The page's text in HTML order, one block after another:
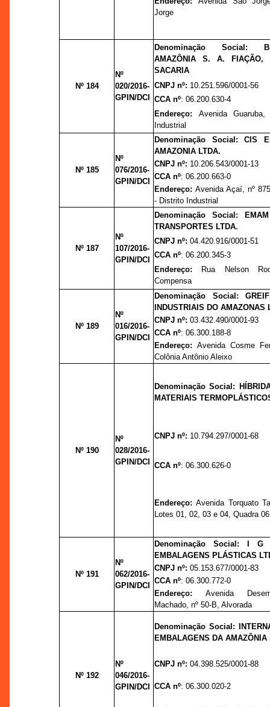
Jorge
Nº 184
Nº
020/2016-
GPIN/DCI
Denominação Social:
AMAZÔNIA S. A. FIAÇÃO,
SACARIA
CNPJ nº: 10.251.596/0001-56
CCA nº: 06.200.630-4
Endereço: Avenida
Industrial
Nº 185
Nº
076/2016-
GPIN/DCI
Denominação Social:CIS
AMAZONIA LTDA.
CNPJ nº: 10.206.543/0001-13
CCA nº: 06.200.663-0
Endereço:Avenida Açaí, nº
- Distrito Industrial
Nº 187
Nº
107/2016-
GPIN/DCI
Denominação Social:
TRANSPORTES LTDA.
CNPJ nº:04.420.916/0001-51
CCA nº: 06.200.345-3
Endereço:
Rua Nelson
Compensa
Nº 189
Nº
016/2016-
GPIN/DCI
Denominação Social:
INDUSTRIAIS DO AMAZONAS
CNPJ nº:03.432.490/0001-93
CCA nº: 06.300.188-8
Endereço:Avenida Cosme
Colônia Antônio Aleixo
Nº 190
Nº
028/2016-
GPIN/DCI
Denominação Social:
MATERIAIS
CNPJ nº: 10.794.297/0001-68
CCA nº: 06.300.626-0
Endereço:Avenida Torquato
Lotes 01, 02, 03 e 04, Quadra
Nº 191
Nº
062/2016-
GPIN/DCI
Denominação Social:
I G
EMBALAGENS PLÁSTICAS
CNPJ nº:05.153.677/0001-83
CCA nº: 06.300.772-0
Endereço: Avenida
Machado, nº 50-B, Alvorada
Nº 192
Nº
046/2016-
GPIN/DCI
Denominação Social:
EMBALAGENS DA AMAZÔNIA
CNPJ nº:04.398.525/0001-88
CCA nº: 06.300.020-2